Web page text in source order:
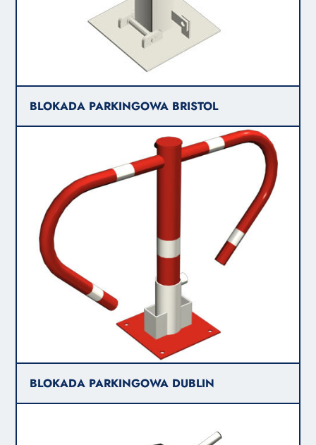
BLOKADA PARKINGOWA BRISTOL
BLOKADA PARKINGOWA DUBLIN